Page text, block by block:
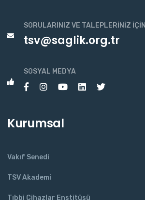
SORULARINIZ VE TALEPLERINIZ İÇIN
tsv@saglik.org.tr
SOSYAL MEDYA
Kurumsal
Vakıf Senedi
TSV Akademi
Tıbbi Cihazlar Enstitüsü